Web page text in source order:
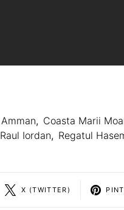
Amman, Coasta Marii
Raul Iordan, Regatul
X (TWITTER)